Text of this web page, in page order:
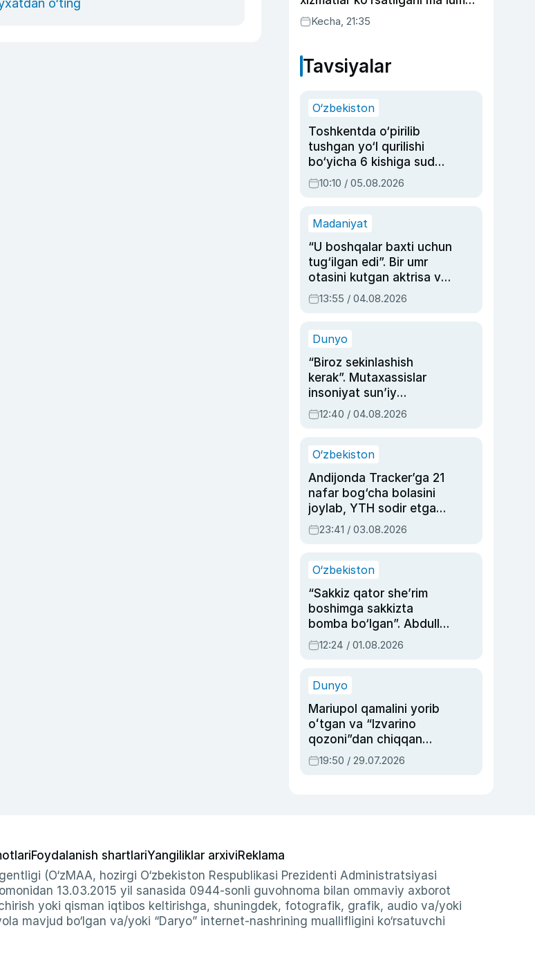
qilindi
Kecha, 21:35
Tavsiyalar
O‘zbekiston
Toshkentda o‘pirilib
tushgan yo‘l qurilishi
bo‘yicha 6 kishiga sud
hukmi o‘qildi
10:10 / 05.08.2026
Madaniyat
“U boshqalar baxti uchun
tug‘ilgan edi”. Bir umr
otasini kutgan aktrisa va
dublyaj ustasi Rimma
Ahmedovaning
13:55 / 04.08.2026
Dunyo
“Biroz sekinlashish
kerak”. Mutaxassislar
insoniyat sun’iy
intellektni boshqara
olmay qolishidan xavotir
12:40 / 04.08.2026
O‘zbekiston
Andijonda Tracker’ga 21
nafar bog‘cha bolasini
joylab, YTH sodir etgan
ayolga sud hukmi o‘qildi
23:41 / 03.08.2026
O‘zbekiston
“Sakkiz qator she’rim
boshimga sakkizta
bomba bo‘lgan”. Abdulla
Oripovni siyosiy
ayblovlardan asrab
12:24 / 01.08.2026
Dunyo
Mariupol qamalini yorib
oʻtgan va “Izvarino
qozoni”dan chiqqan
qahramon — Ukraina
armiyasi bosh
19:50 / 29.07.2026
Foydalanish shartlariYangiliklar arxiviReklama
(O‘zMAA, hozirgi O‘zbekiston Respublikasi Prezidenti Administratsiyasi
13.03.2015 yil sanasida 0944-sonli guvohnoma bilan ommaviy axborot
yoki qisman iqtibos keltirishga, shuningdek, fotografik, grafik, audio va/yoki
mavjud bo‘lgan va/yoki “Daryo” internet-nashrining muallifligini ko‘rsatuvchi